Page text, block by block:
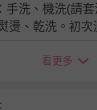
手洗、機洗(請
燙、乾洗。初
看更多